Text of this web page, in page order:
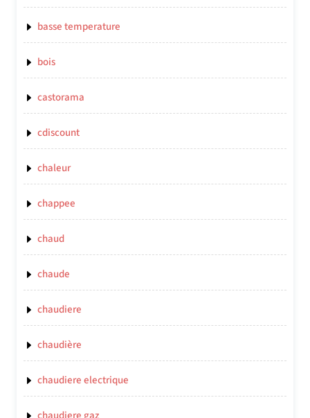
basse temperature
bois
castorama
cdiscount
chaleur
chappee
chaud
chaude
chaudiere
chaudière
chaudiere electrique